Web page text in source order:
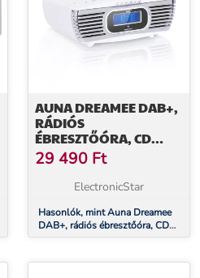
AUNA DREAMEE DAB+,
RÁDIÓS
ÉBRESZTŐÓRA, CD
LEJÁTSZÓ, DAB+/FM,
CD-R/RW/MP3, AUX,
RETRÓ, FEHÉR
29 490 Ft
ElectronicStar
Hasonlók, mint Auna Dreamee
DAB+, rádiós ébresztőóra, CD
lejátszó, DAB+/FM, CD-